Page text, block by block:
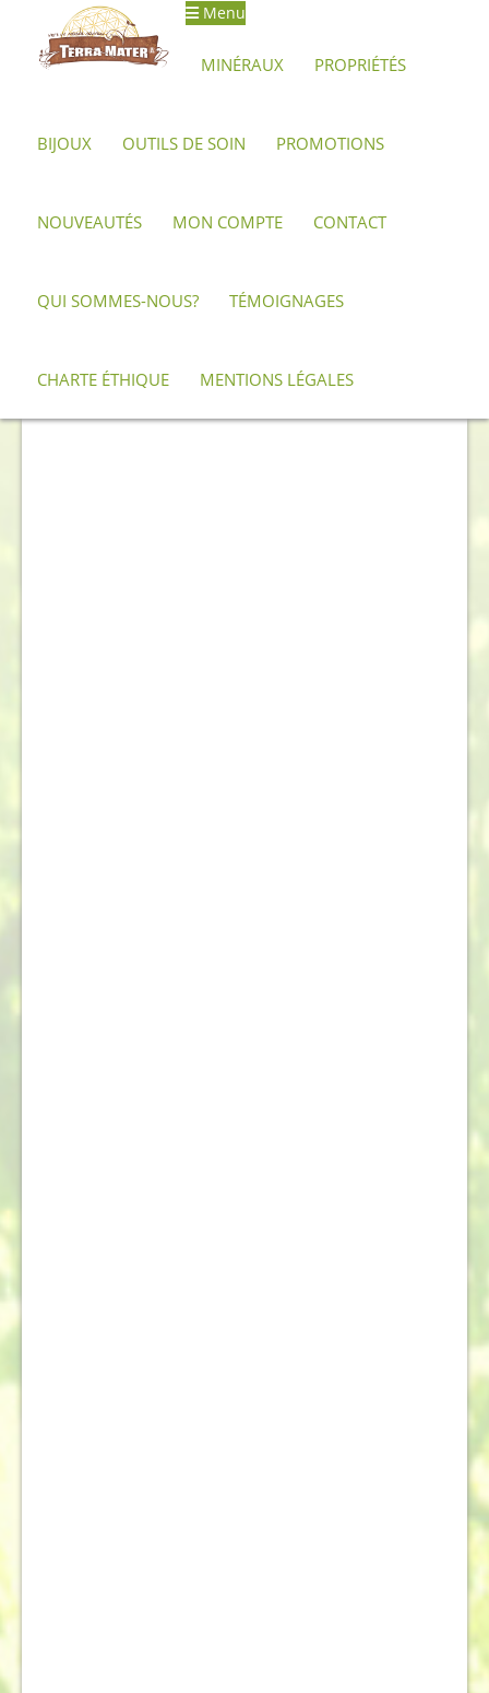
Aller
Aller
au
Menu
MINÉRAUX PROPRIÉTÉS
BIJOUX OUTILS DE SOIN PROMOTIONS
NOUVEAUTÉS MON COMPTE CONTACT
QUI SOMMES-NOUS? TÉMOIGNAGES
CHARTE ÉTHIQUE MENTIONS LÉGALES
Accueil Archives Galet en Obsidienne d’Oregon AA+